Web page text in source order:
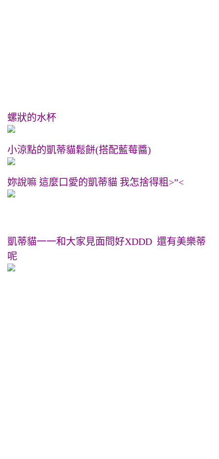
螺狀的水杯
小涼點的凱蒂貓鬆餅(搭配藍莓醬)
妳說嘛 這麼口愛的凱蒂貓 我怎捨得粗>”<
凱蒂貓一一和大家見面問好XDDD 還有美樂蒂
呢